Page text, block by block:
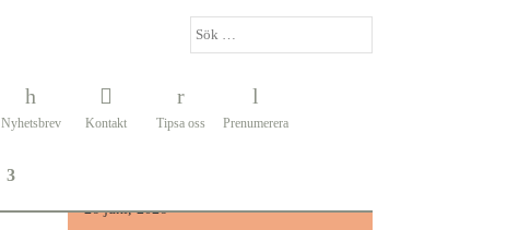
Nyhetsbrev Kontakt Tipsa oss Prenumerera
26 juni, 2026